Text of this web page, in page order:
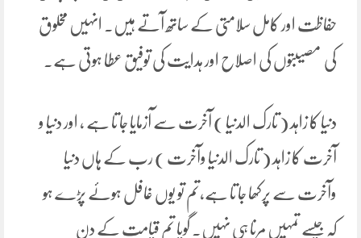
حفاظت اور کامل سلامتی کے ساتھ آتے ہیں۔ انہیں مخلوق
کی مصیبتوں کی اصلاح اور ہدایت کی توفیق عطا ہوتی ہے۔
دنیا کا زاہد ( تارک الدنیا ) آخرت سے آزمایا جا تا ہے ، اور دنیا و
آخرت کا زاہد ( تارک الدنیا وآخرت ) رب کے ہاں دنیا
وآخرت سے پرکھا جا تا ہے،تم تو یوں غافل ہوئے پڑے ہو
کہ جیسے تمہیں مرنا ہی نہیں۔ گویا تم قیامت کے دن